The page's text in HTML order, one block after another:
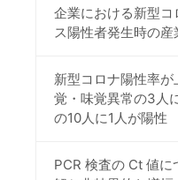
企業における新型コ
ス陽性者発生時の
新型コロナ陽性率が
覚・味覚異常の3人
の10人に1人が陽性
PCR 検査の Ct 値に